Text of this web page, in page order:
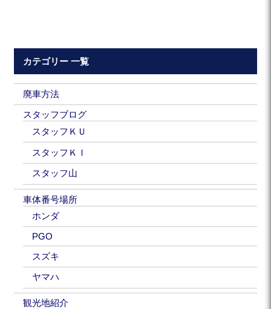
カテゴリー 一覧
廃車方法
スタッフブログ
スタッフＫＵ
スタッフＫＩ
スタッフ山
車体番号場所
ホンダ
PGO
スズキ
ヤマハ
観光地紹介